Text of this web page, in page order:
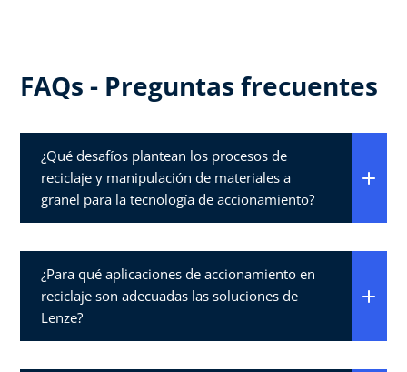
FAQs - Preguntas frecuentes
¿Qué desafíos plantean los procesos de
reciclaje y manipulación de materiales a
granel para la tecnología de accionamiento?
¿Para qué aplicaciones de accionamiento en
reciclaje son adecuadas las soluciones de
Lenze?